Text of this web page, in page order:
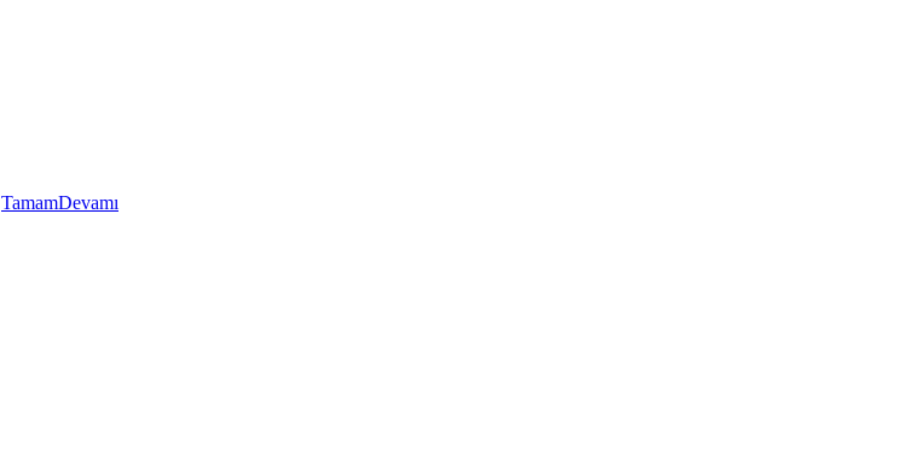
TamamDevamı